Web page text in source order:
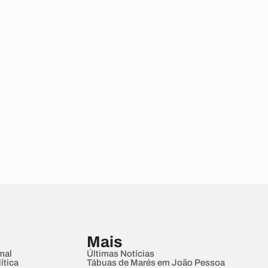
Mais
Últimas Notícias
Tábuas de Marés em João Pessoa